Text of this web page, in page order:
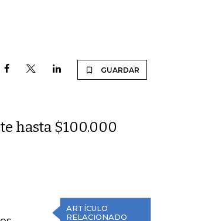
GUARDAR
hasta $100.000
ARTÍCULO
RELACIONADO